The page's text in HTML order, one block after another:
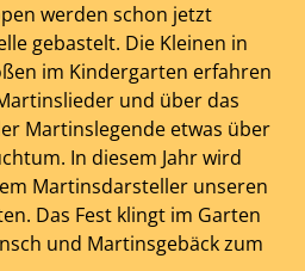
werden schon jetzt
gebastelt. Die Kleinen in
im Kindergarten erfahren
und über das
Martinslegende etwas über
In diesem Jahr wird
Martinsdarsteller unseren
Das Fest klingt im Garten
und Martinsgebäck zum